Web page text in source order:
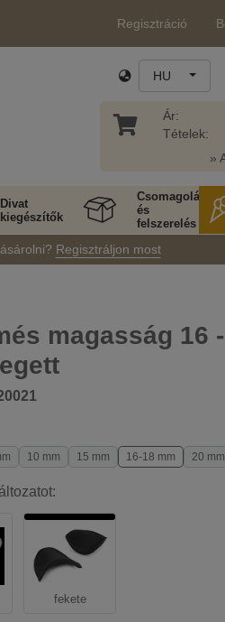
Regisztráció
HU
Ár:
Tételek:
»
Divat
kiegészítők
Csomagolás
és
felszerelés
Regisztráljon most
magasság 16
10 mm 15 mm 16-18 mm 20 mm
fekete